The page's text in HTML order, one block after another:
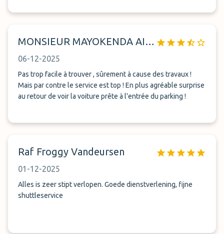
MONSIEUR MAYOKENDA AIME
06-12-2025
Pas trop facile à trouver , sûrement à cause des travaux !
Mais par contre le service est top ! En plus agréable surprise
au retour de voir la voiture prête à l'entrée du parking !
Raf Froggy Vandeursen
01-12-2025
Alles is zeer stipt verlopen. Goede dienstverlening, fijne
shuttleservice